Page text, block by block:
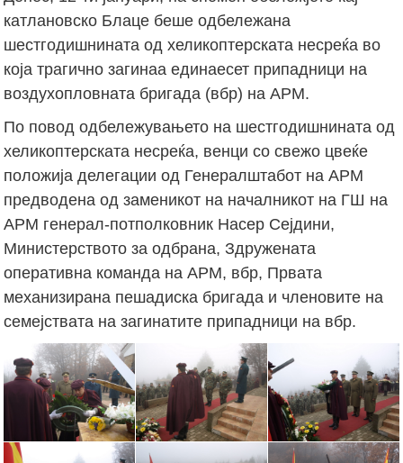
катлановско Блаце беше одбележана
шестгодишнината од хеликоптерската несреќа во
која трагично загинаа единаесет припадници на
воздухопловната бригада (вбр) на АРМ.
По повод одбележувањето на шестгодишнината од
хеликоптерската несреќа, венци со свежо цвеќе
положија делегации од Генералштабот на АРМ
предводена од заменикот на началникот на ГШ на
АРМ генерал-потполковник Насер Сејдини,
Министерството за одбрана, Здружената
оперативна команда на АРМ, вбр, Првата
механизирана пешадиска бригада и членовите на
семејствата на загинатите припадници на вбр.